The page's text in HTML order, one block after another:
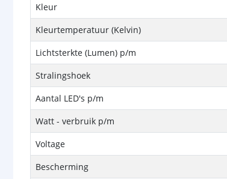
Kleur
Kleurtemperatuur (Kelvin)
Lichtsterkte (Lumen) p/m
Stralingshoek
Aantal LED's p/m
Watt - verbruik p/m
Voltage
Bescherming